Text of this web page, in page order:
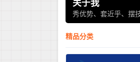
关于我
秀优势、套近乎、摆
精品分类